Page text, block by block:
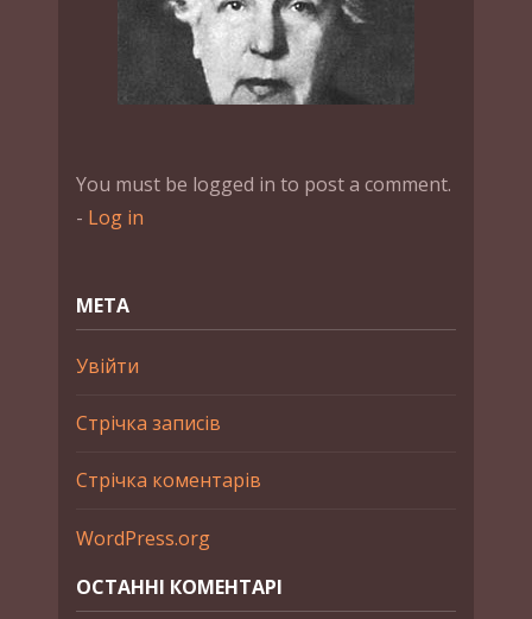
You must be logged in to post a comment.
- Log in
МЕТА
Увійти
Стрічка записів
Стрічка коментарів
WordPress.org
ОСТАННІ КОМЕНТАРІ